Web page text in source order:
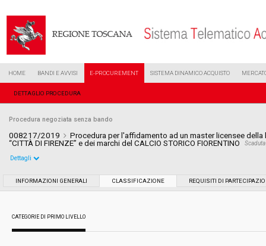
HOME BANDI E AVVISI E-PROCUREMENT SISTEMA DINAMICO ACQUISTO
DETTAGLIO PROCEDURA
Procedura negoziata senza bando
008217/2019
Procedura per l'affidamento ad un master licensee
“CITTÀ DI FIRENZE” e dei marchi del CALCIO STORICO FIORENTINO
Scaduta
Data pubblicazione: 16/04/2019 15:24
Dettagli
INFORMAZIONI GENERALI CLASSIFICAZIONE REQUISITI DI
CATEGORIE DI PRIMO LIVELLO